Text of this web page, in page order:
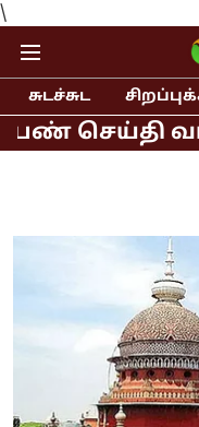
\
சுடச்சுட